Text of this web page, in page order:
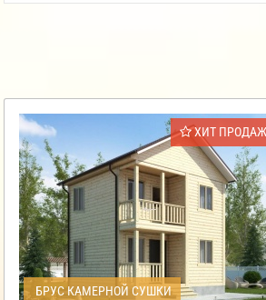
ХИТ ПРОДАЖ
БРУС КАМЕРНОЙ СУШКИ